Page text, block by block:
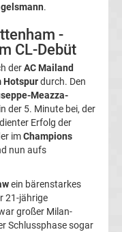
.
-
CL-Debüt
derAC Mailand
Hotspurdurch. Den
Meazza-
der 5. Minute bei, der
Erfolg der
imChampions
nun aufs
ein bärenstarkes
21-jährige
großer Milan-
Schlussphase sogar